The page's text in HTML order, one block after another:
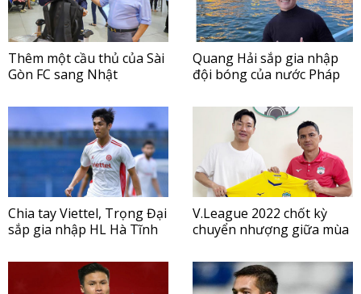
Thêm một cầu thủ của Sài
Gòn FC sang Nhật
Quang Hải sắp gia nhập
đội bóng của nước Pháp
Chia tay Viettel, Trọng Đại
sắp gia nhập HL Hà Tĩnh
V.League 2022 chốt kỳ
chuyển nhượng giữa mùa